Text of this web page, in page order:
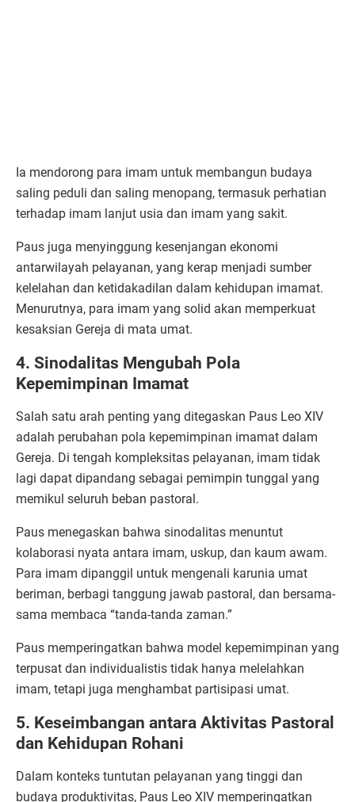
Ia mendorong para imam untuk membangun budaya
saling peduli dan saling menopang, termasuk perhatian
terhadap imam lanjut usia dan imam yang sakit.
Paus juga menyinggung kesenjangan ekonomi
antarwilayah pelayanan, yang kerap menjadi sumber
kelelahan dan ketidakadilan dalam kehidupan imamat.
Menurutnya, para imam yang solid akan memperkuat
kesaksian Gereja di mata umat.
4. Sinodalitas Mengubah Pola
Kepemimpinan Imamat
Salah satu arah penting yang ditegaskan Paus Leo XIV
adalah perubahan pola kepemimpinan imamat dalam
Gereja. Di tengah kompleksitas pelayanan, imam tidak
lagi dapat dipandang sebagai pemimpin tunggal yang
memikul seluruh beban pastoral.
Paus menegaskan bahwa sinodalitas menuntut
kolaborasi nyata antara imam, uskup, dan kaum awam.
Para imam dipanggil untuk mengenali karunia umat
beriman, berbagi tanggung jawab pastoral, dan bersama-
sama membaca “tanda-tanda zaman.”
Paus memperingatkan bahwa model kepemimpinan yang
terpusat dan individualistis tidak hanya melelahkan
imam, tetapi juga menghambat partisipasi umat.
5. Keseimbangan antara Aktivitas Pastoral
dan Kehidupan Rohani
Dalam konteks tuntutan pelayanan yang tinggi dan
budaya produktivitas, Paus Leo XIV memperingatkan